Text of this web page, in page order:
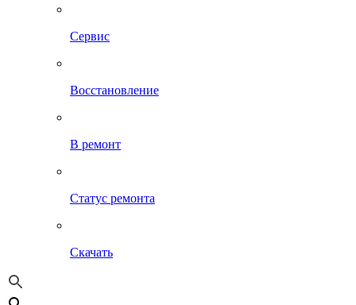
Сервис
Восстановление
В ремонт
Статус ремонта
Скачать